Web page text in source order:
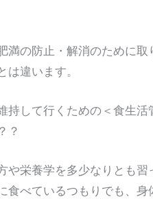
満の防止・解消のために取
は違います。
持して行くための＜食生活
？
や栄養学を多少なりとも習
食べているつもりでも、身